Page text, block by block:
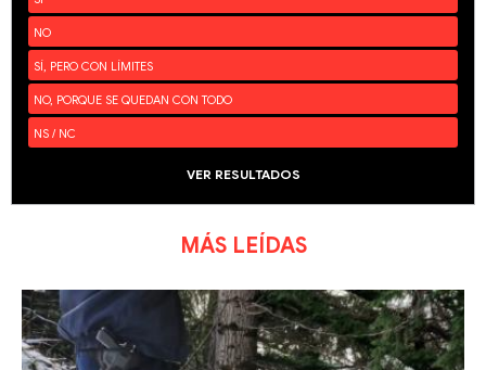
NO
SÍ, PERO CON LÍMITES
NO, PORQUE SE QUEDAN CON TODO
NS / NC
VER RESULTADOS
MÁS LEÍDAS